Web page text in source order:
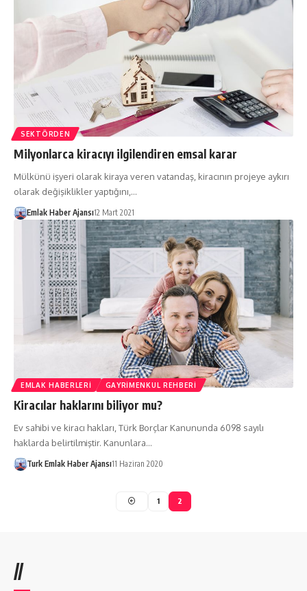
SEKTÖRDEN
Milyonlarca kiracıyı ilgilendiren emsal karar
Mülkünü işyeri olarak kiraya veren vatandaş, kiracının projeye aykırı
olarak değişiklikler yaptığını,…
Emlak Haber Ajansı12 Mart 2021
EMLAK HABERLERI GAYRIMENKUL REHBERI
Kiracılar haklarını biliyor mu?
Ev sahibi ve kiracı hakları, Türk Borçlar Kanununda 6098 sayılı
haklarda belirtilmiştir. Kanunlara…
Turk Emlak Haber Ajansı11 Haziran 2020
1 2
//